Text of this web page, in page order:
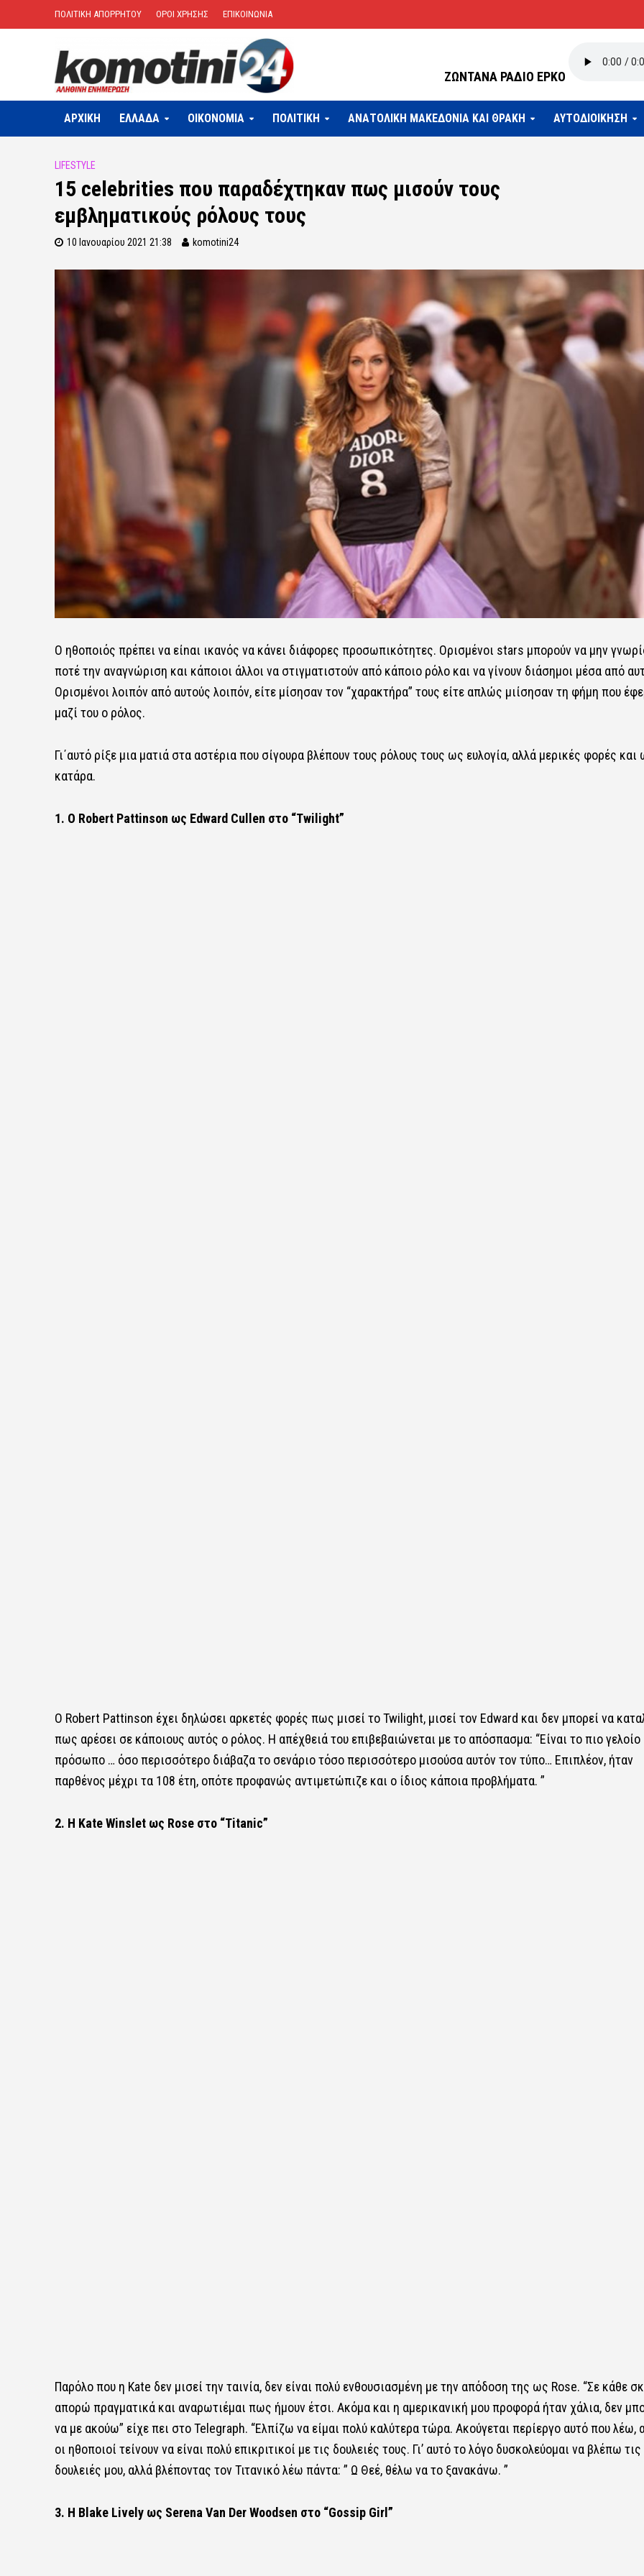
ΠΟΛΙΤΙΚΗ ΑΠΟΡΡΗΤΟΥ ΟΡΟΙ ΧΡΗΣΗΣ ΕΠΙΚΟΙΝΩΝΙΑ
ΖΩΝΤΑΝΑ ΡΑΔΙΟ ΕΡΚΟ
ΑΡΧΙΚΗ ΕΛΛΑΔΑ OIKONOMIA ΠΟΛΙΤΙΚΗ ΑΝΑΤΟΛΙΚΗ ΜΑΚΕΔΟΝΙΑ ΚΑΙ ΘΡΑΚΗ ΑΥΤΟΔΙΟΙΚΗΣΗ
LIFESTYLE
15 celebrities που παραδέχτηκαν πως μισούν τους
εμβληματικούς ρόλους τους
10 Ιανουαρίου 2021 21:38 komotini24
Ο ηθοποιός πρέπει να είnαι ικανός να κάνει διάφορες προσωπικότητες. Ορισμένοι stars μπορούν να μην
ποτέ την αναγνώριση και κάποιοι άλλοι να στιγματιστούν από κάποιο ρόλο και να γίνουν διάσημοι μέσα από
Ορισμένοι λοιπόν από αυτούς λοιπόν, είτε μίσησαν τον “χαρακτήρα” τους είτε απλώς μιίσησαν τη φήμη που
μαζί του ο ρόλος.
Γι΄αυτό ρίξε μια ματιά στα αστέρια που σίγουρα βλέπουν τους ρόλους τους ως ευλογία, αλλά μερικές φορές και
κατάρα.
1. Ο Robert Pattinson ως Edward Cullen στο “Twilight”
Ο Robert Pattinson έχει δηλώσει αρκετές φορές πως μισεί το Twilight, μισεί τον Edward και δεν μπορεί να
πως αρέσει σε κάποιους αυτός ο ρόλος. Η απέχθειά του επιβεβαιώνεται με το απόσπασμα: “Είναι το πιο γελοίο
πρόσωπο … όσο περισσότερο διάβαζα το σενάριο τόσο περισσότερο μισούσα αυτόν τον τύπο… Επιπλέον, ήταν
παρθένος μέχρι τα 108 έτη, οπότε προφανώς αντιμετώπιζε και ο ίδιος κάποια προβλήματα. ”
2. Η Kate Winslet ως Rose στο “Titanic”
Παρόλο που η Kate δεν μισεί την ταινία, δεν είναι πολύ ενθουσιασμένη με την απόδοση της ως Rose. “Σε κάθε
απορώ πραγματικά και αναρωτιέμαι πως ήμουν έτσι. Ακόμα και η αμερικανική μου προφορά ήταν χάλια, δεν
να με ακούω” είχε πει στο Telegraph. “Ελπίζω να είμαι πολύ καλύτερα τώρα. Ακούγεται περίεργο αυτό που λέω,
οι ηθοποιοί τείνουν να είναι πολύ επικριτικοί με τις δουλειές τους. Γι’ αυτό το λόγο δυσκολεύομαι να βλέπω τις
δουλειές μου, αλλά βλέποντας τον Τιτανικό λέω πάντα: ” Ω Θεέ, θέλω να το ξανακάνω. ”
3. Η Blake Lively ως Serena Van Der Woodsen στο “Gossip Girl”